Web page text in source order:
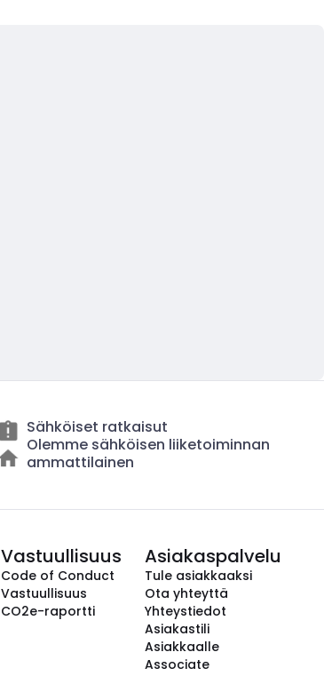
Sähköiset ratkaisut
Olemme sähköisen liiketoiminnan
ammattilainen
Vastuullisuus
Code of Conduct
Vastuullisuus
CO2e-raportti
Asiakaspalvelu
Tule asiakkaaksi
Ota yhteyttä
Yhteystiedot
Asiakastili
Asiakkaalle
Associate